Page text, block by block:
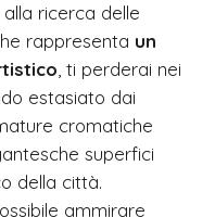
ricerca delle
rappresenta un
, ti perderai nei
estasiato dai
cromatiche
superfici
della città.
ammirare